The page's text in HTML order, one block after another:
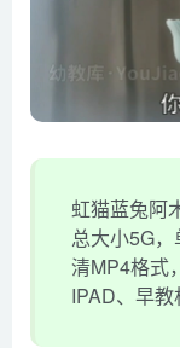
虹猫蓝兔阿
总大小5G
清MP4格式
IPAD、早教